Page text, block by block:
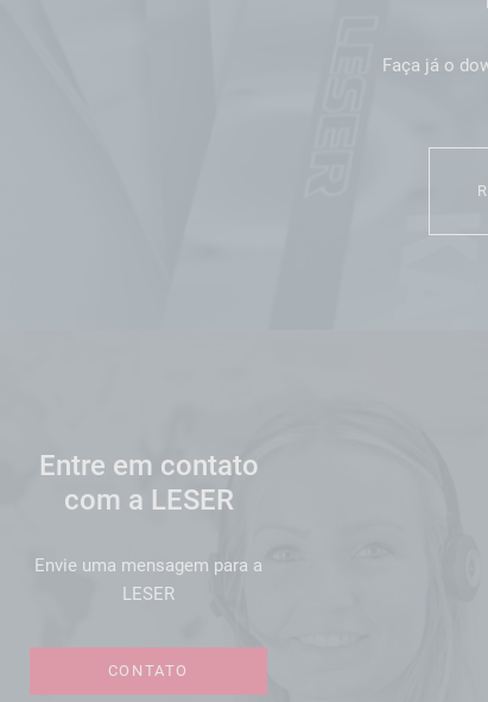
Faça já o
Entre em contato
com a LESER
Envie uma mensagem para a
LESER
CONTATO